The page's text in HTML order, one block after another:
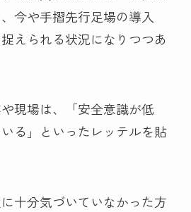
今や手摺先行足場の導入
えられる状況になりつつあ
現場は、「安全意識が低
る」といったレッテルを貼
十分気づいていなかった方